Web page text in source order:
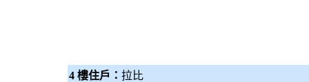
4 樓住戶： 拉比